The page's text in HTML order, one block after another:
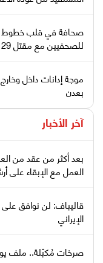
للصحفيين مع مقتل 129 حول العالم
موجة إدانات داخل
بعدن
آخر الأخبار
بعد أكثر من عقد من
العمل مع الإبقاء على
قاليباف: لن نوافق
الإيراني
صرخات مُكبّلة.. ملف